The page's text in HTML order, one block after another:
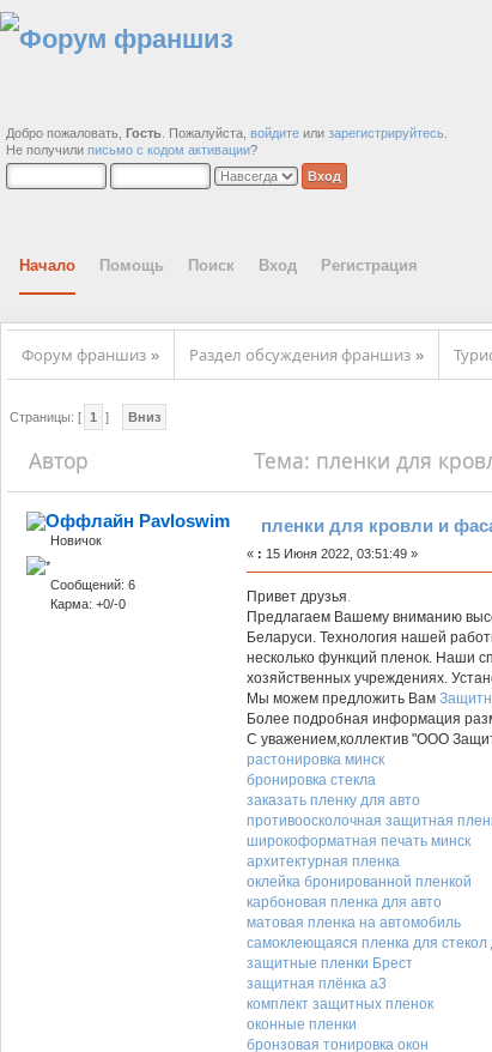
Добро пожаловать, Гость . Пожалуйста, войдите или зарегистрируйтесь
Не получили письмо с кодом активации?
Начало Помощь Поиск Вход Регистрация
Форум франшиз » Раздел обсуждения франшиз »
Страницы: [ 1 ] Вниз
Автор Тема: пленки для
Pavloswim
Новичок
Сообщений: 6
Карма: +0/-0
пленки для кровли и
« : 15 Июня 2022, 03:51:49 »
Привет друзья.
Предлагаем Вашему вниманию
Беларуси. Технология нашей
несколько функций пленок. Наши
хозяйственных учреждениях.
Мы можем предложить Вам
Более подробная информация
С уважением,коллектив "ООО
растонировка минск
бронировка стекла
заказать пленку для авто
противоосколочная защитная
широкоформатная печать минск
архитектурная пленка
оклейка бронированной пленкой
карбоновая пленка для авто
матовая пленка на автомобиль
самоклеющаяся пленка для стекол
защитные пленки Брест
защитная плёнка а3
комплект защитных пленок
оконные пленки
бронзовая тонировка окон